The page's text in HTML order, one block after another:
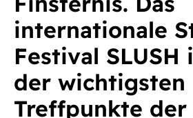
internationale
Festival SLUSH
der wichtigsten
Treffpunkte